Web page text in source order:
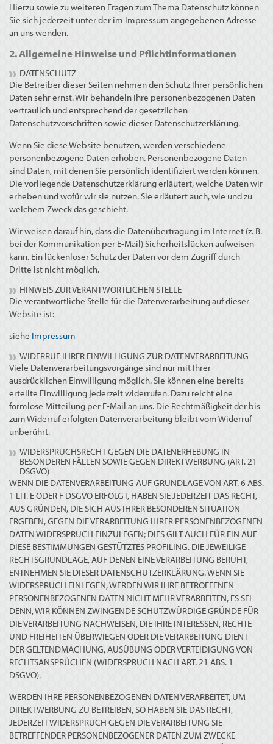
Hierzu sowie zu weiteren Fragen zum Thema Datenschutz können
Sie sich jederzeit unter der im Impressum angegebenen Adresse
an uns wenden.
2. Allgemeine Hinweise und Pflichtinformationen
DATENSCHUTZ
Die Betreiber dieser Seiten nehmen den Schutz Ihrer persönlichen
Daten sehr ernst. Wir behandeln Ihre personenbezogenen Daten
vertraulich und entsprechend der gesetzlichen
Datenschutzvorschriften sowie dieser Datenschutzerklärung.
Wenn Sie diese Website benutzen, werden verschiedene
personenbezogene Daten erhoben. Personenbezogene Daten
sind Daten, mit denen Sie persönlich identifiziert werden können.
Die vorliegende Datenschutzerklärung erläutert, welche Daten wir
erheben und wofür wir sie nutzen. Sie erläutert auch, wie und zu
welchem Zweck das geschieht.
Wir weisen darauf hin, dass die Datenübertragung im Internet (z. B.
bei der Kommunikation per E-Mail) Sicherheitslücken aufweisen
kann. Ein lückenloser Schutz der Daten vor dem Zugriff durch
Dritte ist nicht möglich.
HINWEIS ZUR VERANTWORTLICHEN STELLE
Die verantwortliche Stelle für die Datenverarbeitung auf dieser
Website ist:
siehe Impressum
WIDERRUF IHRER EINWILLIGUNG ZUR DATENVERARBEITUNG
Viele Datenverarbeitungsvorgänge sind nur mit Ihrer
ausdrücklichen Einwilligung möglich. Sie können eine bereits
erteilte Einwilligung jederzeit widerrufen. Dazu reicht eine
formlose Mitteilung per E-Mail an uns. Die Rechtmäßigkeit der bis
zum Widerruf erfolgten Datenverarbeitung bleibt vom Widerruf
unberührt.
WIDERSPRUCHSRECHT GEGEN DIE DATENERHEBUNG IN
BESONDEREN FÄLLEN SOWIE GEGEN DIREKTWERBUNG (ART. 21
DSGVO)
WENN DIE DATENVERARBEITUNG AUF GRUNDLAGE VON ART. 6 ABS.
1 LIT. E ODER F DSGVO ERFOLGT, HABEN SIE JEDERZEIT DAS RECHT,
AUS GRÜNDEN, DIE SICH AUS IHRER BESONDEREN SITUATION
ERGEBEN, GEGEN DIE VERARBEITUNG IHRER PERSONENBEZOGENEN
DATEN WIDERSPRUCH EINZULEGEN; DIES GILT AUCH FÜR EIN AUF
DIESE BESTIMMUNGEN GESTÜTZTES PROFILING. DIE JEWEILIGE
RECHTSGRUNDLAGE, AUF DENEN EINE VERARBEITUNG BERUHT,
ENTNEHMEN SIE DIESER DATENSCHUTZERKLÄRUNG. WENN SIE
WIDERSPRUCH EINLEGEN, WERDEN WIR IHRE BETROFFENEN
PERSONENBEZOGENEN DATEN NICHT MEHR VERARBEITEN, ES SEI
DENN, WIR KÖNNEN ZWINGENDE SCHUTZWÜRDIGE GRÜNDE FÜR
DIE VERARBEITUNG NACHWEISEN, DIE IHRE INTERESSEN, RECHTE
UND FREIHEITEN ÜBERWIEGEN ODER DIE VERARBEITUNG DIENT
DER GELTENDMACHUNG, AUSÜBUNG ODER VERTEIDIGUNG VON
RECHTSANSPRÜCHEN (WIDERSPRUCH NACH ART. 21 ABS. 1
DSGVO).
WERDEN IHRE PERSONENBEZOGENEN DATEN VERARBEITET, UM
DIREKTWERBUNG ZU BETREIBEN, SO HABEN SIE DAS RECHT,
JEDERZEIT WIDERSPRUCH GEGEN DIE VERARBEITUNG SIE
BETREFFENDER PERSONENBEZOGENER DATEN ZUM ZWECKE